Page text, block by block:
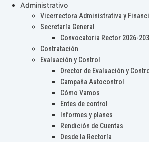
Administrativo
Vicerrectora Administrativa y
Secretaría General
Convocatoria Rector 2026-
Contratación
Evaluación y Control
Drector de Evaluación y
Campaña Autocontrol
Cómo Vamos
Entes de control
Informes y planes
Rendición de Cuentas
Desde la Rectoría